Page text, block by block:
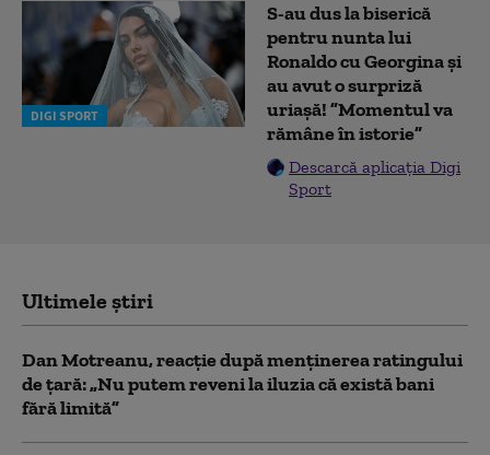
DIGI SPORT
S-au dus la biserică
pentru nunta lui
Ronaldo cu Georgina și
au avut o surpriză
uriașă! ”Momentul va
rămâne în istorie”
Descarcă aplicația Digi
Sport
Ultimele știri
Dan Motreanu, reacție după menținerea ratingului
de țară: „Nu putem reveni la iluzia că există bani
fără limită”